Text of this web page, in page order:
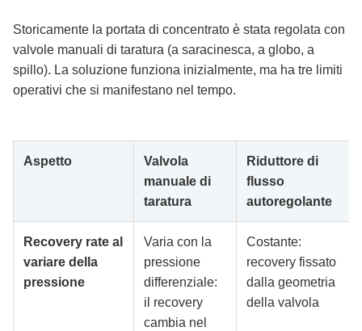
Storicamente la portata di concentrato è stata regolata con
valvole manuali di taratura (a saracinesca, a globo, a
spillo). La soluzione funziona inizialmente, ma ha tre limiti
operativi che si manifestano nel tempo.
Aspetto
Valvola
manuale di
taratura
Riduttore di
flusso
autoregolante
Recovery rate al
variare della
pressione
Varia con la
pressione
differenziale:
il recovery
cambia nel
Costante:
recovery fissato
dalla geometria
della valvola